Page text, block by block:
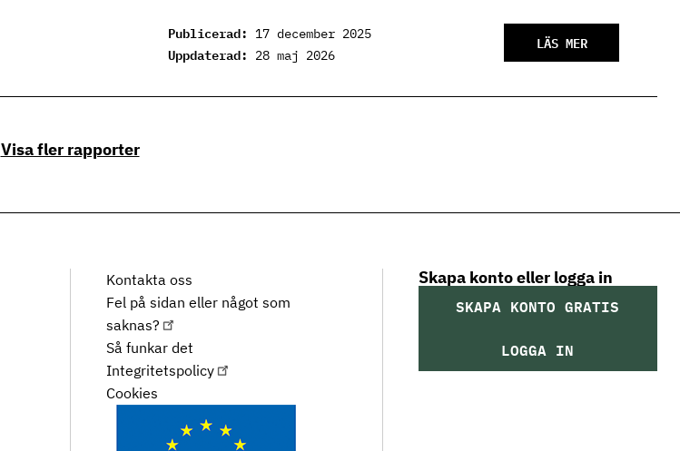
Publicerad: 17 december 2025
Uppdaterad: 28 maj 2026
LÄS MER
Visa fler rapporter
Kontakta oss
Fel på sidan eller något som
saknas?
Så funkar det
Integritetspolicy
Cookies
Skapa konto eller logga in
SKAPA KONTO GRATIS
LOGGA IN